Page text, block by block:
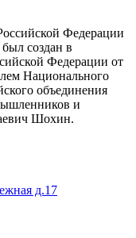
Федерации
создан в
Федерации от
Национального
объединения
и
Шохин.
д.17